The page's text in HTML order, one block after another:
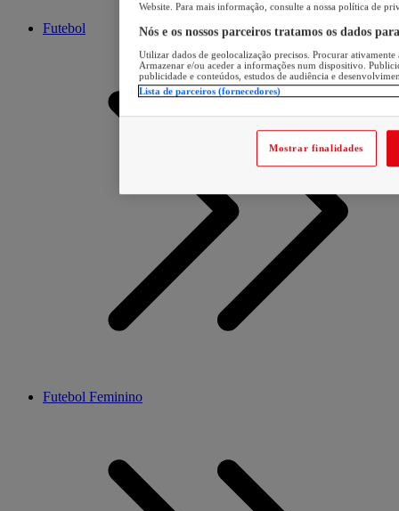
Futebol
Futebol Feminino
Website. Para mais informação, consulte a nossa política de
Nós e os nossos parceiros tratamos os dados
Utilizar dados de geolocalização precisos. Procurar
Armazenar e/ou aceder a informações num dispositivo.
publicidade e conteúdos, estudos de audiência e
Lista de parceiros (fornecedores)
Mostrar finalidades